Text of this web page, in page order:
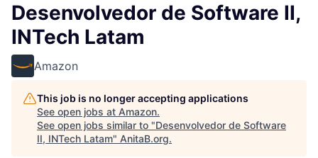
Desenvolvedor de Software II,
INTech Latam
Amazon
This job is no longer accepting applications
See open jobs at Amazon.
See open jobs similar to "Desenvolvedor de Software
II, INTech Latam" AnitaB.org.